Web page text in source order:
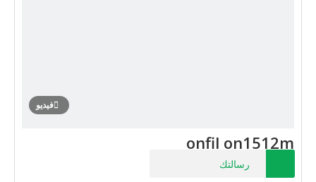
فيديو
onfil on1512m
رسالتك